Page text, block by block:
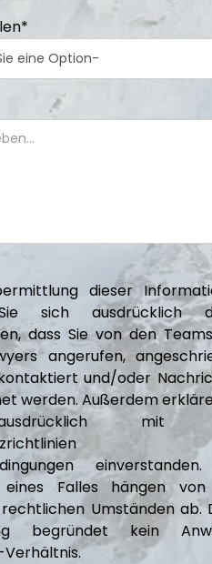
*
dieser
sich ausdrücklich
dass Sie von den
angerufen,
und/oder
werden. Außerdem
mit
eines Falles hängen
Umständen ab.
begründet kein